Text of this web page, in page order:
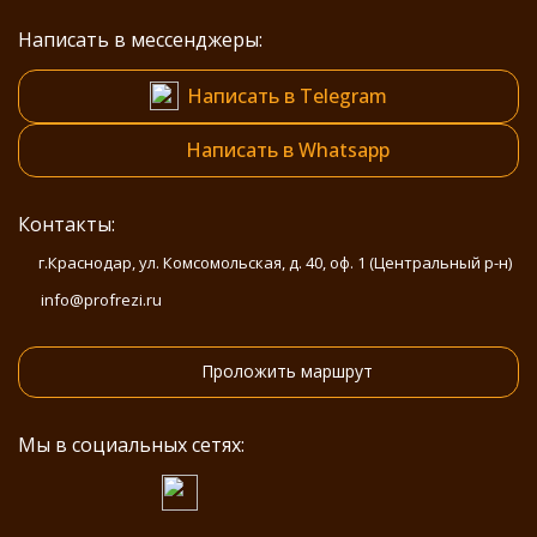
Написать в мессенджеры:
Написать в Telegram
Написать в Whatsapp
Контакты:
г.Краснодар, ул. Комсомольская, д. 40, оф. 1 (Центральный р-н)
info@profrezi.ru
Проложить маршрут
Мы в социальных сетях: